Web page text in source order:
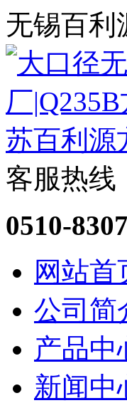
无锡百利
客服热线
0510-
网站首
公司简
产品中
新闻中